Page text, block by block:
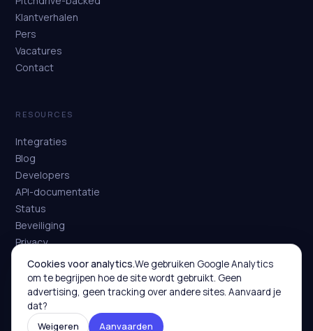
Klantverhalen
Pers
Vacatures
Contact
RESOURCES
Integraties
Blog
Developers
API-documentatie
Status
Beveiliging
Privacy
Voorwaarden
Cookies voor analytics.We gebruiken Google Analytics
om te begrijpen hoe de site wordt gebruikt. Geen
advertising, geen tracking over andere sites. Aanvaard je
dat?
Weigeren
Aanvaarden